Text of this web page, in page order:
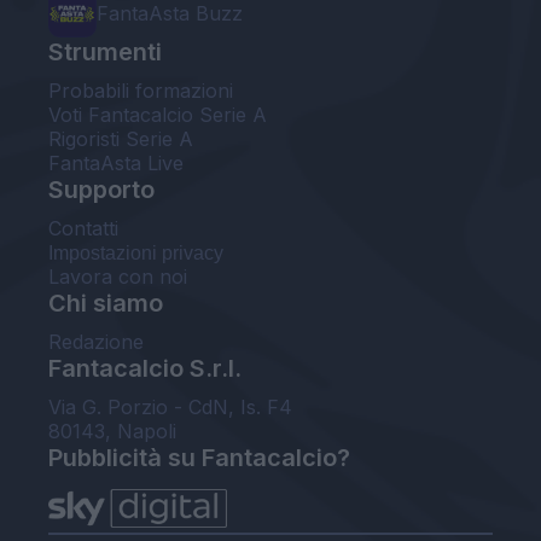
FantaAsta Buzz
Strumenti
Probabili formazioni
Voti Fantacalcio Serie A
Rigoristi Serie A
FantaAsta Live
Supporto
Contatti
Impostazioni privacy
Lavora con noi
Chi siamo
Redazione
Fantacalcio S.r.l.
Via G. Porzio - CdN, Is. F4
80143, Napoli
Pubblicità su Fantacalcio?